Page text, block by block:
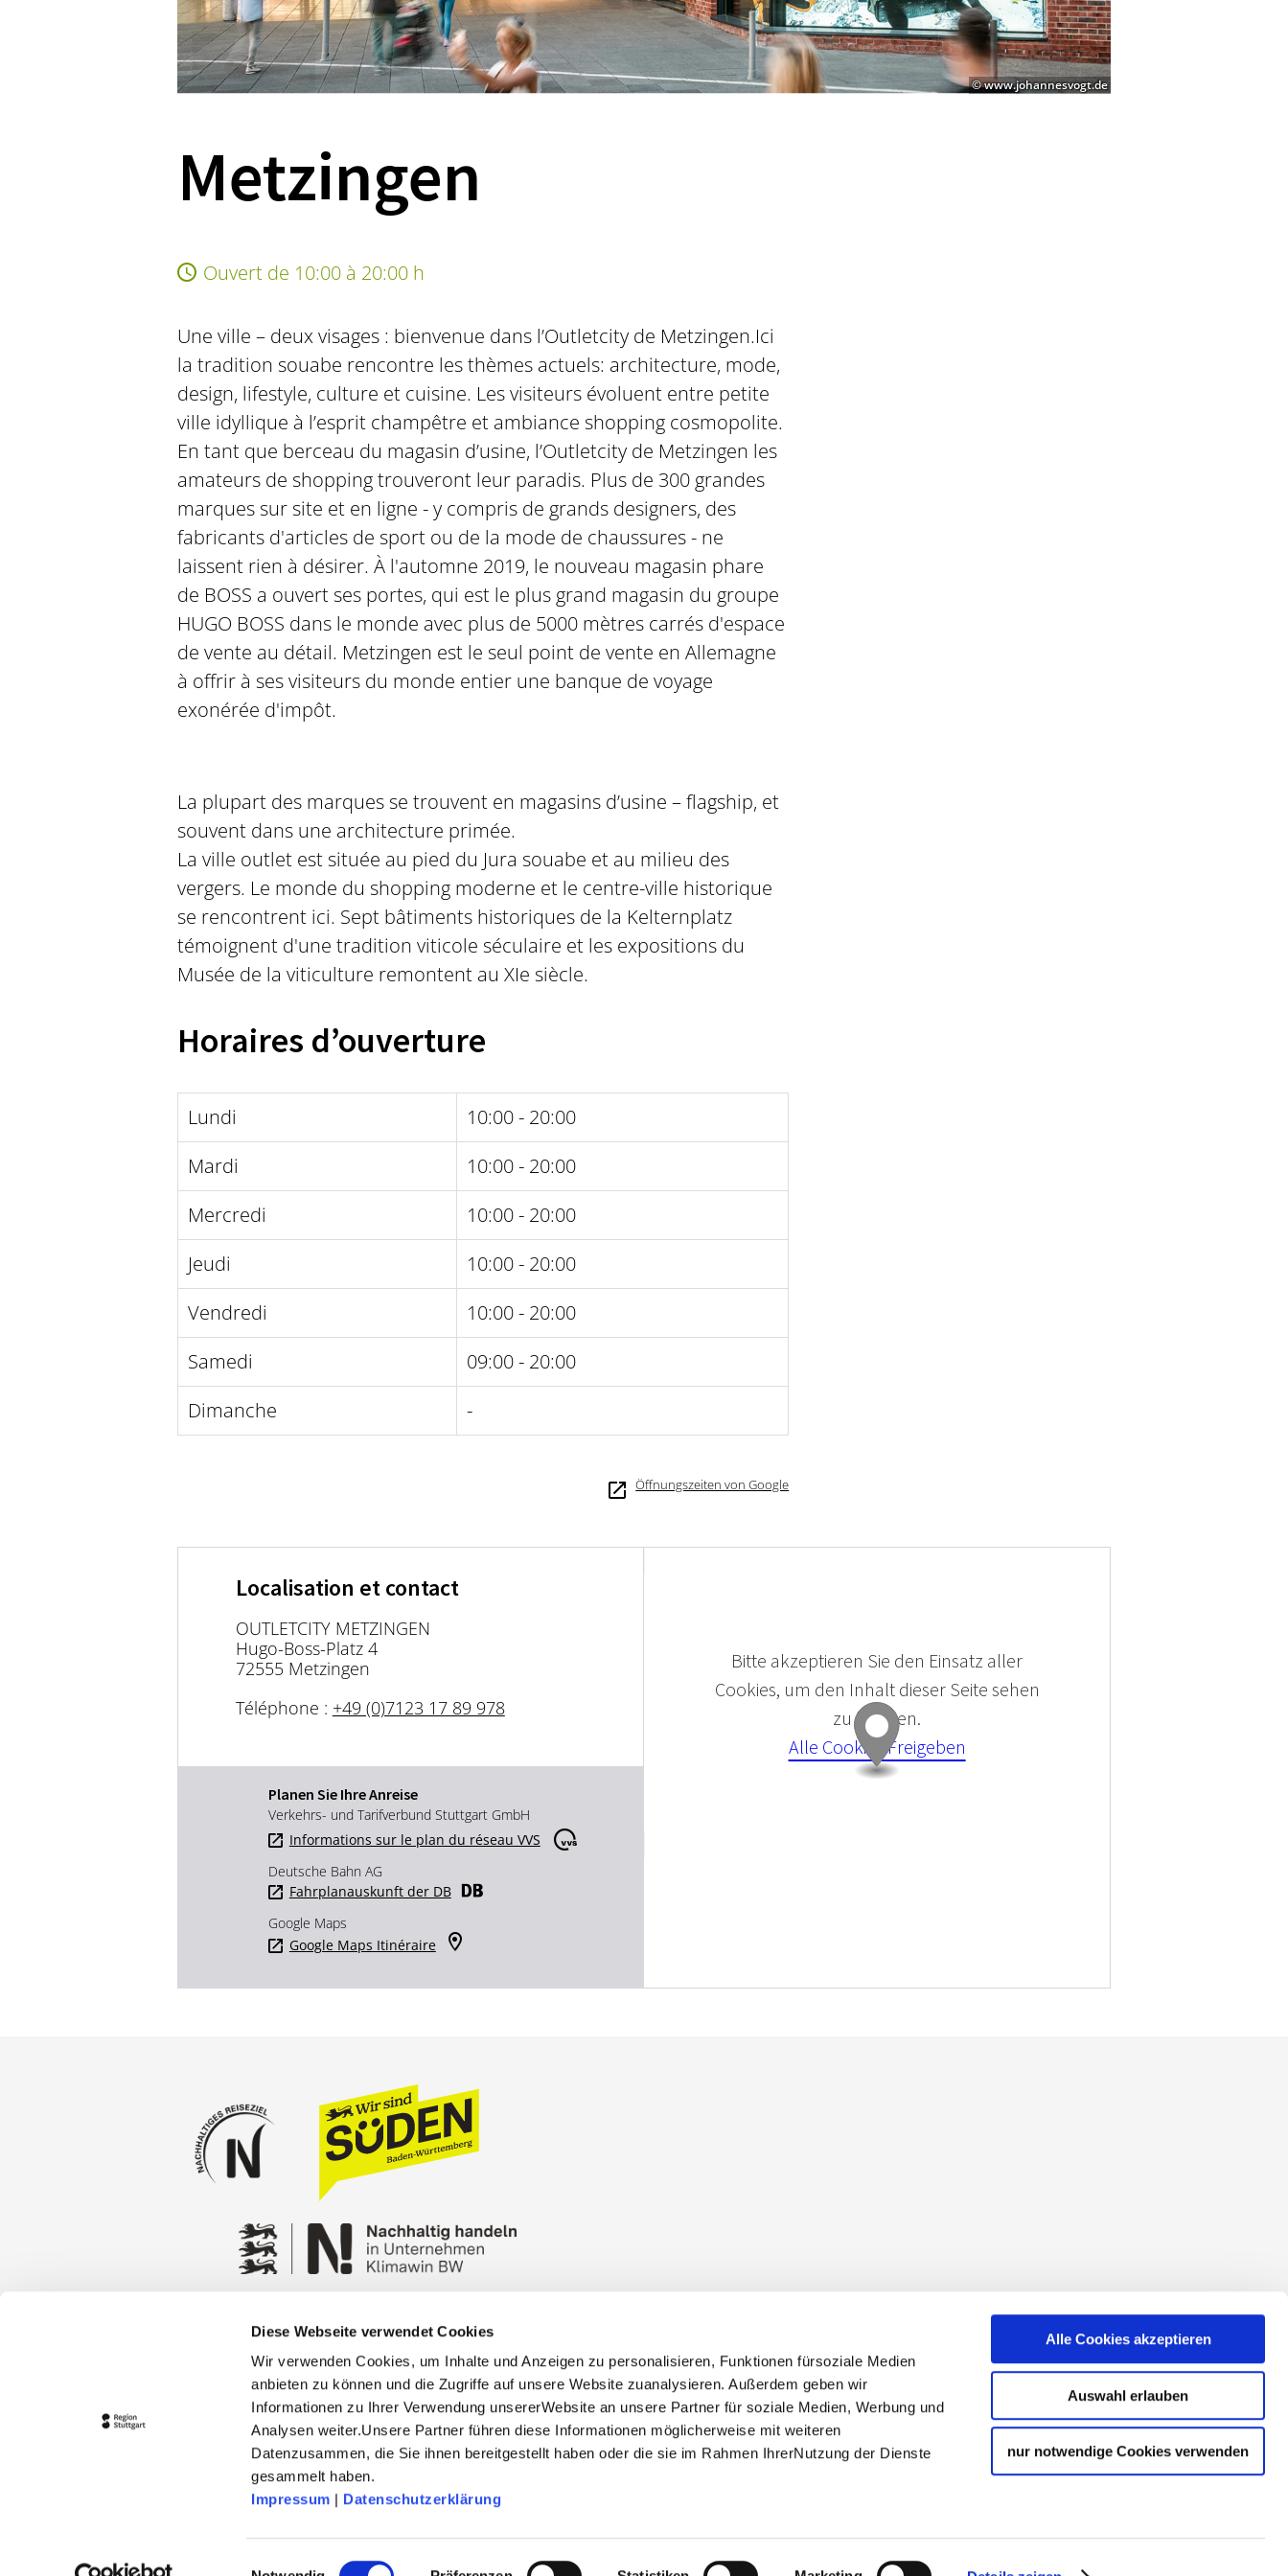
Diese Webseite verwendet Cookies
Wir verwenden Cookies, um Inhalte und Anzeigen zu personalisieren, Funktionen fürsoziale Medien
anbieten zu können und die Zugriffe auf unsere Website zuanalysieren. Außerdem geben wir
Informationen zu Ihrer Verwendung unsererWebsite an unsere Partner für soziale Medien, Werbung und
Analysen weiter.Unsere Partner führen diese Informationen möglicherweise mit weiteren
Datenzusammen, die Sie ihnen bereitgestellt haben oder die sie im Rahmen IhrerNutzung der Dienste
gesammelt haben.
Impressum | Datenschutzerklärung
Einwilligungsauswahl
Alle Cookies akzeptieren
Auswahl erlauben
nur notwendige Cookies verwenden
© www.johannesvogt.de
Metzingen
Ouvert de 10:00 à 20:00 h
Une ville – deux visages : bienvenue dans l’Outletcity de Metzingen.Ici
la tradition souabe rencontre les thèmes actuels: architecture, mode,
design, lifestyle, culture et cuisine. Les visiteurs évoluent entre petite
ville idyllique à l’esprit champêtre et ambiance shopping cosmopolite.
En tant que berceau du magasin d’usine, l’Outletcity de Metzingen les
amateurs de shopping trouveront leur paradis. Plus de 300 grandes
marques sur site et en ligne - y compris de grands designers, des
fabricants d'articles de sport ou de la mode de chaussures - ne
laissent rien à désirer. À l'automne 2019, le nouveau magasin phare
de BOSS a ouvert ses portes, qui est le plus grand magasin du groupe
HUGO BOSS dans le monde avec plus de 5000 mètres carrés d'espace
de vente au détail. Metzingen est le seul point de vente en Allemagne
à offrir à ses visiteurs du monde entier une banque de voyage
exonérée d'impôt.
La plupart des marques se trouvent en magasins d’usine – flagship, et
souvent dans une architecture primée.
La ville outlet est située au pied du Jura souabe et au milieu des
vergers. Le monde du shopping moderne et le centre-ville historique
se rencontrent ici. Sept bâtiments historiques de la Kelternplatz
témoignent d'une tradition viticole séculaire et les expositions du
Musée de la viticulture remontent au XIe siècle.
Horaires d’ouverture
Lundi
10:00 - 20:00
Mardi
10:00 - 20:00
Mercredi
10:00 - 20:00
Jeudi
10:00 - 20:00
Vendredi
10:00 - 20:00
Samedi
09:00 - 20:00
Dimanche
-
Öffnungszeiten von Google
Localisation et contact
OUTLETCITY METZINGEN
Hugo-Boss-Platz 4
72555 Metzingen
Téléphone : +49 (0)7123 17 89 978
Planen Sie Ihre Anreise
Verkehrs- und Tarifverbund Stuttgart GmbH
Informations sur le plan du réseau VVS
Deutsche Bahn AG
Fahrplanauskunft der DB
Google Maps
Google Maps Itinéraire
Bitte akzeptieren Sie den Einsatz aller
Cookies, um den Inhalt dieser Seite sehen
zu können.
Alle Cookies Freigeben
Espace Presse Stuttgart Convention Bureau
Privacy policy
Contact Mentions légales
© 2026 Stuttgart-Marketing GmbH, info@stuttgart-tourist.de
stuttgart-tourist.de und www.erlebnisregion-stuttgart.de sind die offiziellen Websites des Tourismuspartners der
Landeshauptstadt Stuttgart und der Regio Stuttgart Marketing- und Tourismus GmbH.